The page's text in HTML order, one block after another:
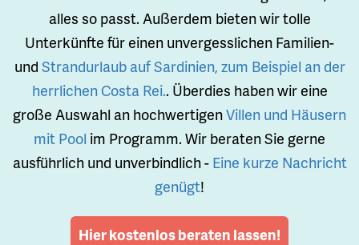
alles so passt. Außerdem bieten wir tolle
Unterkünfte für einen unvergesslichen Familien-
und Strandurlaub auf Sardinien, zum Beispiel an der
herrlichen Costa Rei.. Überdies haben wir eine
große Auswahl an hochwertigenVillen und Häusern
mit Pool im Programm. Wir beraten Sie gerne
ausführlich und unverbindlich - Eine kurze Nachricht
genügt!
Hier kostenlos beraten lassen!